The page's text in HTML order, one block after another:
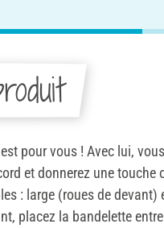
pour vous ! Avec lui,
et donnerez une touche
: large (roues de devant)
placez la bandelette